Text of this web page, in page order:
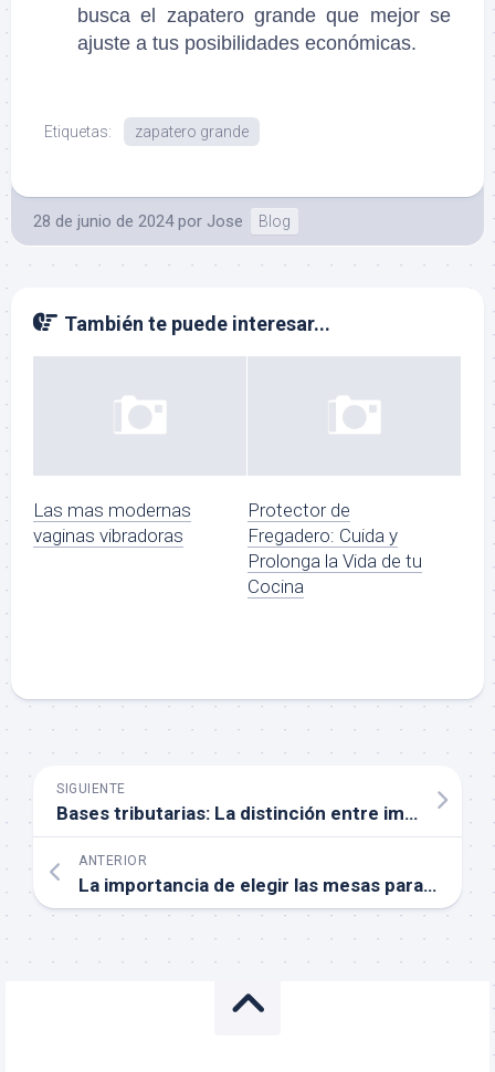
busca el zapatero grande que mejor se
ajuste a tus posibilidades económicas.
Etiquetas: zapatero grande
28 de junio de 2024 por Jose Blog
También te puede interesar...
Las mas modernas
vaginas vibradoras
Protector de
Fregadero: Cuida y
Prolonga la Vida de tu
Cocina
SIGUIENTE
Bases tributarias: La distinción entre impuestos directos e indirectos
ANTERIOR
La importancia de elegir las mesas para restaurante adecuadas